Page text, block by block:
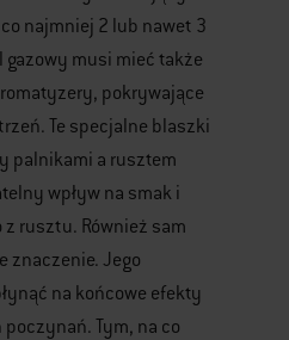
najmniej 2 lub nawet 3
musi mieć także
pokrywające
Te specjalne blaszki
palnikami a rusztem
wpływ na smak i
rusztu. Również sam
znaczenie. Jego
na końcowe efekty
Tym, na co